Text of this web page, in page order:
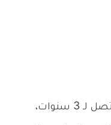
تستمر نتائج هذا الإجراء لمدة قد تصل لـ 3 سنوات،